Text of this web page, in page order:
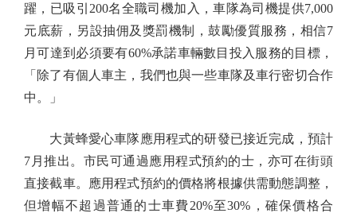
躍，已吸引200名全職司機加入，車隊為司機提供7,000
元底薪，另設抽佣及獎罰機制，鼓勵優質服務，相信7
月可達到必須要有60%承諾車輛數目投入服務的目標，
「除了有個人車主，我們也與一些車隊及車行密切合作
中。」
大黃蜂愛心車隊應用程式的研發已接近完成，預計
7月推出。市民可通過應用程式預約的士，亦可在街頭
直接截車。應用程式預約的價格將根據供需動態調整，
但增幅不超過普通的士車費20%至30%，確保價格合